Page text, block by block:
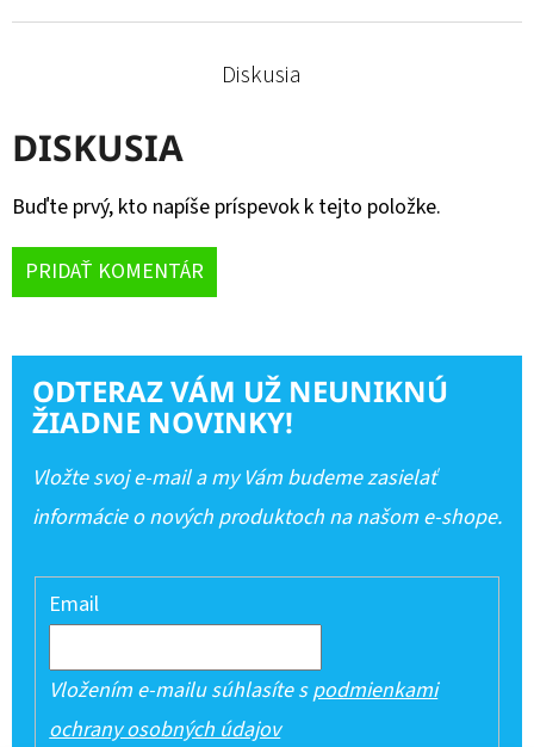
Diskusia
DISKUSIA
Buďte prvý, kto napíše príspevok k tejto položke.
PRIDAŤ KOMENTÁR
ODTERAZ VÁM UŽ NEUNIKNÚ
ŽIADNE NOVINKY!
Vložte svoj e-mail a my Vám budeme zasielať
informácie o nových produktoch na našom e-shope.
Email
Vložením e-mailu súhlasíte spodmienkami
ochrany osobných údajov